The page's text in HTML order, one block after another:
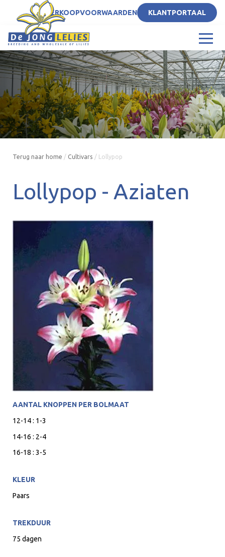
NLVERKOOPVOORWAARDEN KLANTPORTAAL
Terug naar home / Cultivars / Lollypop
Lollypop - Aziaten
AANTAL KNOPPEN PER BOLMAAT
12-14 : 1-3
14-16 : 2-4
16-18 : 3-5
KLEUR
Paars
TREKDUUR
75 dagen